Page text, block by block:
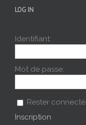
LOG IN
Identifiant:
Mot de passe:
Rester connecté
Inscription